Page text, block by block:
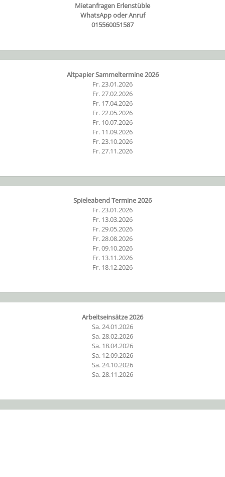
Mietanfragen Erlenstüble
WhatsApp oder Anruf
015560051587
Altpapier Sammeltermine 2026
Fr. 23.01.2026
Fr. 27.02.2026
Fr. 17.04.2026
Fr. 22.05.2026
Fr. 10.07.2026
Fr. 11.09.2026
Fr. 23.10.2026
Fr. 27.11.2026
Spieleabend Termine 2026
Fr. 23.01.2026
Fr. 13.03.2026
Fr. 29.05.2026
Fr. 28.08.2026
Fr. 09.10.2026
Fr. 13.11.2026
Fr. 18.12.2026
Arbeitseinsätze 2026
Sa. 24.01.2026
Sa. 28.02.2026
Sa. 18.04.2026
Sa. 12.09.2026
Sa. 24.10.2026
Sa. 28.11.2026
Unicode
Unicode